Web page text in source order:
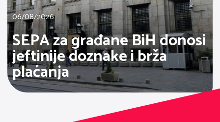
06/08/2026
SEPA za građane BiH donosi
jeftinije doznake i brža
plaćanja